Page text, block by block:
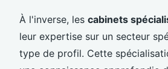
À l'inverse, les cabinets
leur expertise sur un secteur
type de profil. Cette